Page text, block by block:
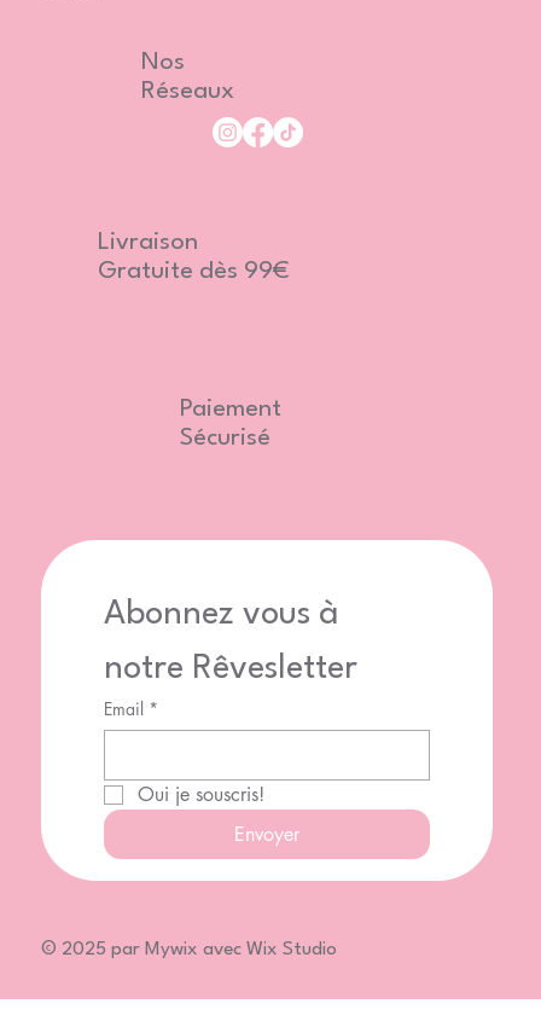
Abonnez vous à
notre Rêvesletter
Email *
Oui je souscris!
Envoyer
Nos
Réseaux
Livraison
Gratuite dès 99€
Paiement
Sécurisé
© 2025 par Mywix avec Wix Studio